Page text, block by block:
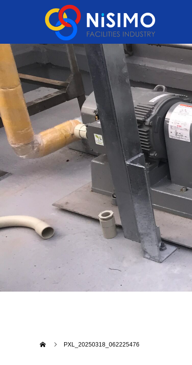
PXL_20250318_062225476